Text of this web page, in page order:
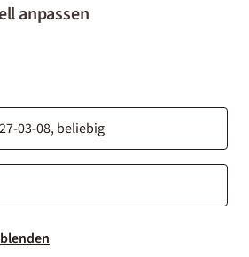
anpassen